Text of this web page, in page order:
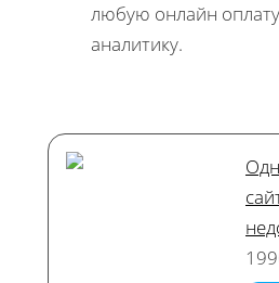
любую онлайн
аналитику.